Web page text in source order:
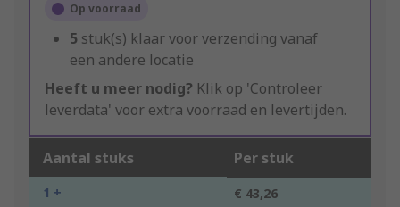
Op voorraad
5 stuk(s) klaar voor verzending vanaf
een andere locatie
Heeft u meer nodig? Klik op 'Controleer
leverdata' voor extra voorraad en levertijden.
Aantal stuks Per stuk
1 + € 43,26